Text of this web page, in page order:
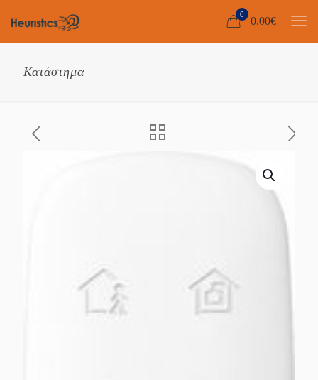
0
0,00€
Κατάστημα